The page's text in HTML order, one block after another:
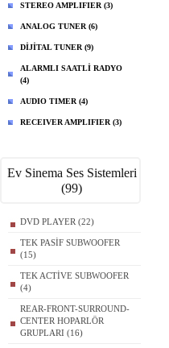
STEREO AMPLIFIER (3)
ANALOG TUNER (6)
DİJİTAL TUNER (9)
ALARMLI SAATLİ RADYO
(4)
AUDIO TIMER (4)
RECEIVER AMPLIFIER (3)
Ev Sinema Ses Sistemleri
(99)
DVD PLAYER (22)
TEK PASİF SUBWOOFER
(15)
TEK ACTİVE SUBWOOFER
(4)
REAR-FRONT-SURROUND-
CENTER HOPARLÖR
GRUPLARI (16)